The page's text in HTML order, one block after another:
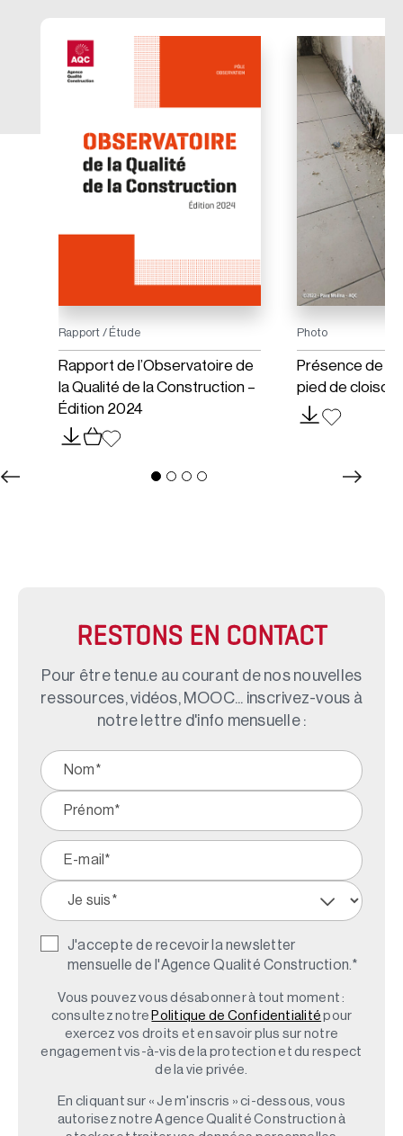
Rapport / Étude
Rapport de l’Observatoire de
la Qualité de la Construction –
Édition 2024
Photo
Présence de
pied de cloison.
RESTONS EN CONTACT
Pour être tenu.e au courant de nos nouvelles
ressources, vidéos, MOOC... inscrivez-vous à
notre lettre d'info mensuelle :
J'accepte de recevoir la newsletter
mensuelle de l'Agence Qualité Construction. *
Vous pouvez vous désabonner à tout moment :
consultez notre Politique de Confidentialité pour
exercez vos droits et en savoir plus sur notre
engagement vis-à-vis de la protection et du respect
de la vie privée.
En cliquant sur « Je m'inscris » ci-dessous, vous
autorisez notre Agence Qualité Construction à